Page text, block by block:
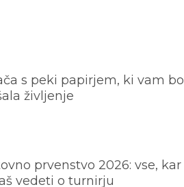
s peki papirjem, ki vam bo
življenje
prvenstvo 2026: vse, kar
vedeti o turnirju